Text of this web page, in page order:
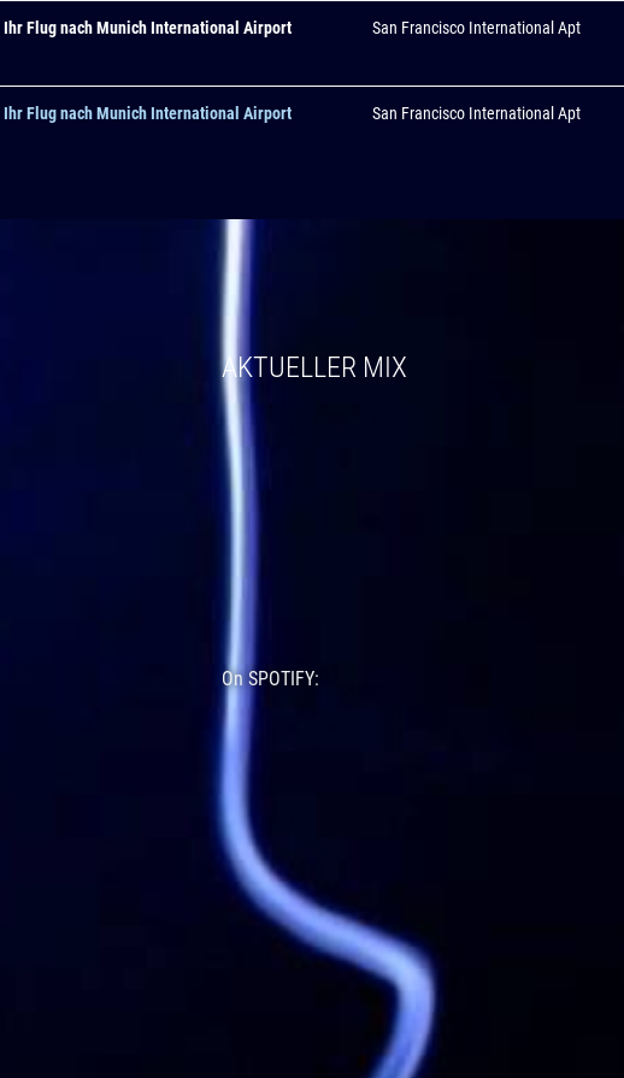
Ihr Flug nach Munich International Airport San Francisco International Apt
Ihr Flug nach Munich International Airport San Francisco International Apt
AKTUELLER MIX
On SPOTIFY: